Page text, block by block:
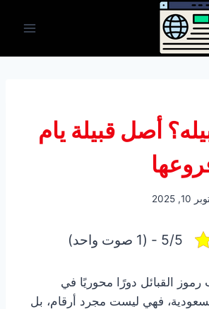
قبيله؟ أصل قبيلة يام
2025
5/5 - (1 صوت واحد)
رموز القبائل دورًا محوريًا في
فهي ليست مجرد أرقام، بل